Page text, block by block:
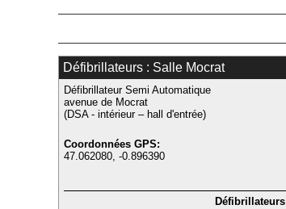
Défibrillateurs : Salle Mocrat
Défibrillateur Semi Automatique
avenue de Mocrat
(DSA - intérieur – hall d'entrée)
Coordonnées GPS:
47.062080, -0.896390
Défibrillateurs